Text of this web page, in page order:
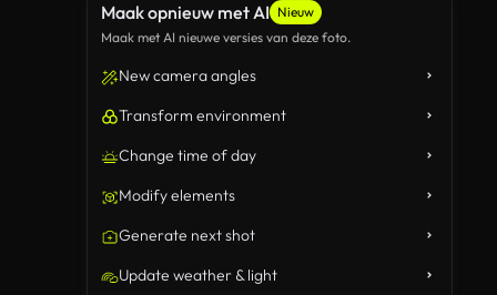
Maak opnieuw met AI Nieuw
Maak met AI nieuwe versies van deze foto.
New camera angles
Transform environment
Change time of day
Modify elements
Generate next shot
Update weather & light